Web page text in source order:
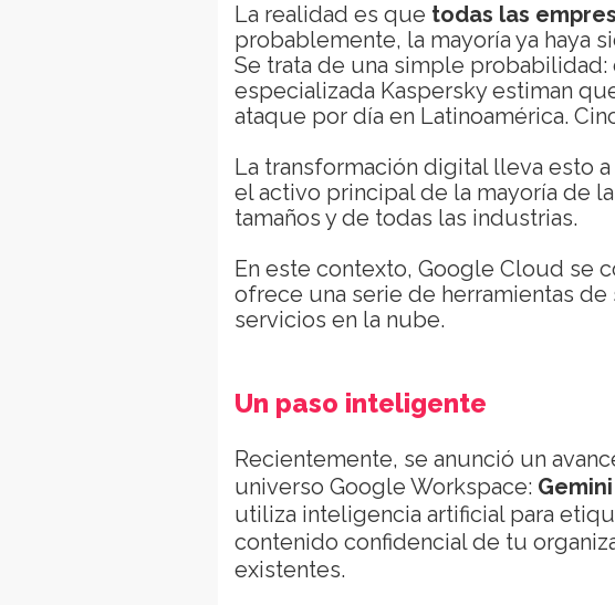
La realidad es que todas las
probablemente, la mayoría ya haya
Se trata de una simple
especializada Kaspersky estiman
ataque por día en Latinoamérica.
La transformación digital lleva esto
el activo principal de la mayoría de
tamaños y de todas las industrias.
En este contexto, Google Cloud se
ofrece una serie de herramientas
servicios en la nube.
Un paso inteligente
Recientemente, se anunció un
universo Google Workspace:
utiliza inteligencia artificial para
contenido confidencial de tu
existentes.